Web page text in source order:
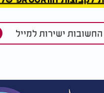
ישירות למייל